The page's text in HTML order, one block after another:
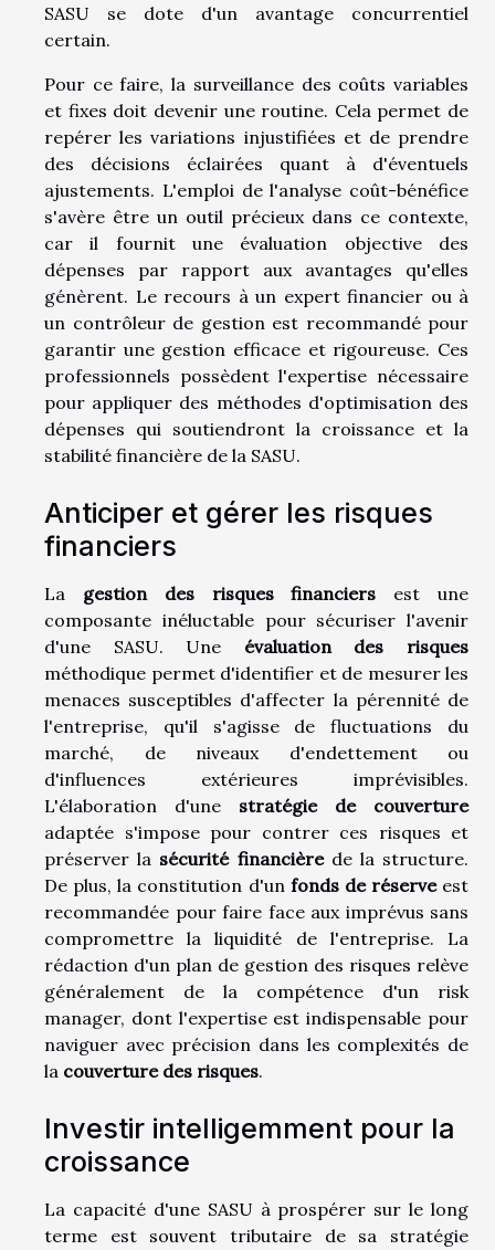
SASU se dote d'un avantage concurrentiel
certain.
Pour ce faire, la surveillance des coûts variables
et fixes doit devenir une routine. Cela permet de
repérer les variations injustifiées et de prendre
des décisions éclairées quant à d'éventuels
ajustements. L'emploi de l'analyse coût-bénéfice
s'avère être un outil précieux dans ce contexte,
car il fournit une évaluation objective des
dépenses par rapport aux avantages qu'elles
génèrent. Le recours à un expert financier ou à
un contrôleur de gestion est recommandé pour
garantir une gestion efficace et rigoureuse. Ces
professionnels possèdent l'expertise nécessaire
pour appliquer des méthodes d'optimisation des
dépenses qui soutiendront la croissance et la
stabilité financière de la SASU.
Anticiper et gérer les risques
financiers
La gestion des risques financiers est une
composante inéluctable pour sécuriser l'avenir
d'une SASU. Une évaluation des risques
méthodique permet d'identifier et de mesurer les
menaces susceptibles d'affecter la pérennité de
l'entreprise, qu'il s'agisse de fluctuations du
marché, de niveaux d'endettement ou
d'influences extérieures imprévisibles.
L'élaboration d'une stratégie de couverture
adaptée s'impose pour contrer ces risques et
préserver la sécurité financièrede la structure.
De plus, la constitution d'un fonds de réserveest
recommandée pour faire face aux imprévus sans
compromettre la liquidité de l'entreprise. La
rédaction d'un plan de gestion des risques relève
généralement de la compétence d'un risk
manager, dont l'expertise est indispensable pour
naviguer avec précision dans les complexités de
la couverture des risques.
Investir intelligemment pour la
croissance
La capacité d'une SASU à prospérer sur le long
terme est souvent tributaire de sa stratégie